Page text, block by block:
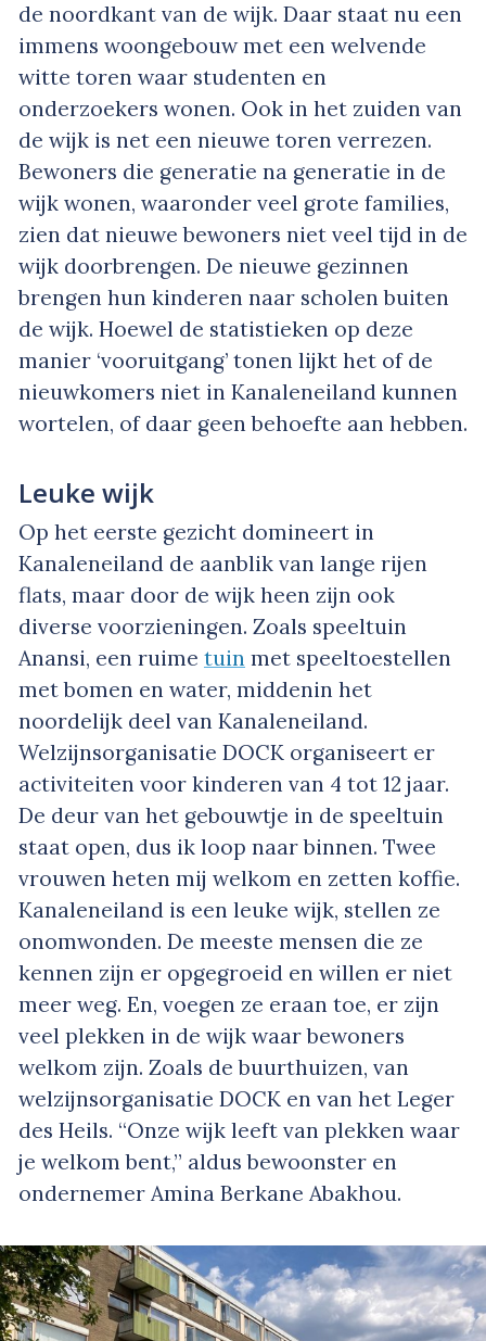
de noordkant van de wijk. Daar staat nu een
immens woongebouw met een welvende
witte toren waar studenten en
onderzoekers wonen. Ook in het zuiden van
de wijk is net een nieuwe toren verrezen.
Bewoners die generatie na generatie in de
wijk wonen, waaronder veel grote families,
zien dat nieuwe bewoners niet veel tijd in de
wijk doorbrengen. De nieuwe gezinnen
brengen hun kinderen naar scholen buiten
de wijk. Hoewel de statistieken op deze
manier ‘vooruitgang’ tonen lijkt het of de
nieuwkomers niet in Kanaleneiland kunnen
wortelen, of daar geen behoefte aan hebben.
Leuke wijk
Op het eerste gezicht domineert in
Kanaleneiland de aanblik van lange rijen
flats, maar door de wijk heen zijn ook
diverse voorzieningen. Zoals speeltuin
Anansi, een ruime tuin met speeltoestellen
met bomen en water, middenin het
noordelijk deel van Kanaleneiland.
Welzijnsorganisatie DOCK organiseert er
activiteiten voor kinderen van 4 tot 12 jaar.
De deur van het gebouwtje in de speeltuin
staat open, dus ik loop naar binnen. Twee
vrouwen heten mij welkom en zetten koffie.
Kanaleneiland is een leuke wijk, stellen ze
onomwonden. De meeste mensen die ze
kennen zijn er opgegroeid en willen er niet
meer weg. En, voegen ze eraan toe, er zijn
veel plekken in de wijk waar bewoners
welkom zijn. Zoals de buurthuizen, van
welzijnsorganisatie DOCK en van het Leger
des Heils. “Onze wijk leeft van plekken waar
je welkom bent,” aldus bewoonster en
ondernemer Amina Berkane Abakhou.